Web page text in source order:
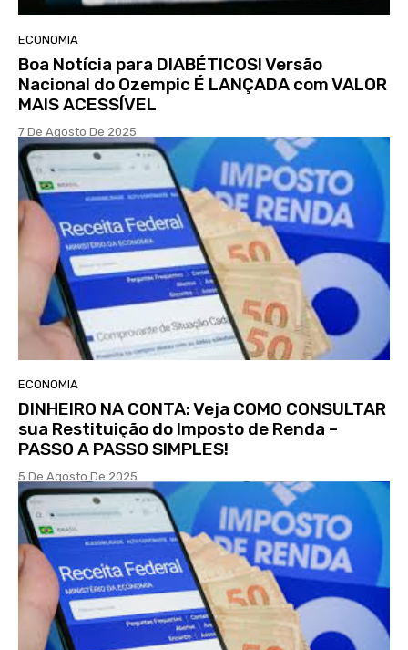
ECONOMIA
Boa Notícia para DIABÉTICOS! Versão
Nacional do Ozempic É LANÇADA com VALOR
MAIS ACESSÍVEL
7 De Agosto De 2025
ECONOMIA
DINHEIRO NA CONTA: Veja COMO CONSULTAR
sua Restituição do Imposto de Renda –
PASSO A PASSO SIMPLES!
5 De Agosto De 2025